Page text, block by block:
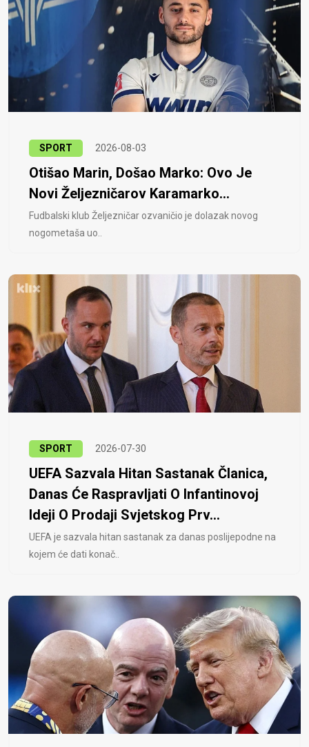
SPORT 2026-08-03
Otišao Marin, Došao Marko: Ovo Je
Novi Željezničarov Karamarko...
Fudbalski klub Željezničar ozvaničio je dolazak novog
nogometaša uo..
SPORT 2026-07-30
UEFA Sazvala Hitan Sastanak Članica,
Danas Će Raspravljati O Infantinovoj
Ideji O Prodaji Svjetskog Prv...
UEFA je sazvala hitan sastanak za danas poslijepodne na
kojem će dati konač..